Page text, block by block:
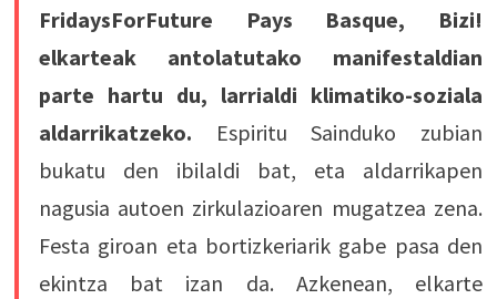
FridaysForFuture Pays Basque, Bizi!
elkarteak antolatutako manifestaldian
parte hartu du, larrialdi klimatiko-soziala
aldarrikatzeko. Espiritu Sainduko zubian
bukatu den ibilaldi bat, eta aldarrikapen
nagusia autoen zirkulazioaren mugatzea zena.
Festa giroan eta bortizkeriarik gabe pasa den
ekintza bat izan da. Azkenean, elkarte